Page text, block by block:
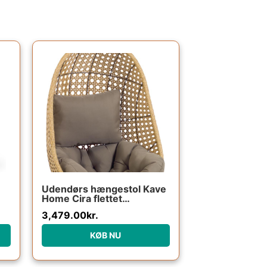
Udendørs hængestol Kave
Home Cira flettet
pude vejrbestandig
3,479.00kr.
KØB NU